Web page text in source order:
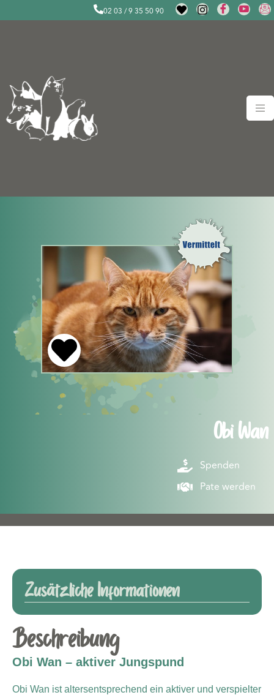
02 03 / 9 35 50 90
Obi Wan
Spenden
Pate werden
Zusätzliche Informationen
Beschreibung
Obi Wan – aktiver Jungspund
Obi Wan ist altersentsprechend ein aktiver und verspielter